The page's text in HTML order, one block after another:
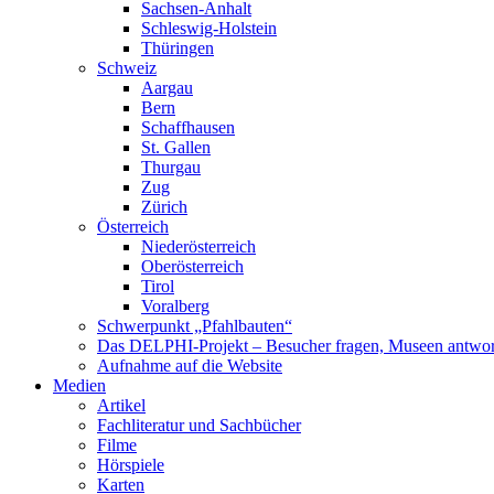
Sachsen-Anhalt
Schleswig-Holstein
Thüringen
Schweiz
Aargau
Bern
Schaffhausen
St. Gallen
Thurgau
Zug
Zürich
Österreich
Niederösterreich
Oberösterreich
Tirol
Voralberg
Schwerpunkt „Pfahlbauten“
Das DELPHI-Projekt – Besucher fragen, Museen
Aufnahme auf die Website
Medien
Artikel
Fachliteratur und Sachbücher
Filme
Hörspiele
Karten